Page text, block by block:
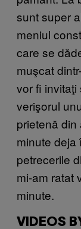
sunt super
meniul
care se
muşcat
vor fi
verişorul
prietenă
minute
petrecerile
mi-am ratat
minute.
VIDEOS